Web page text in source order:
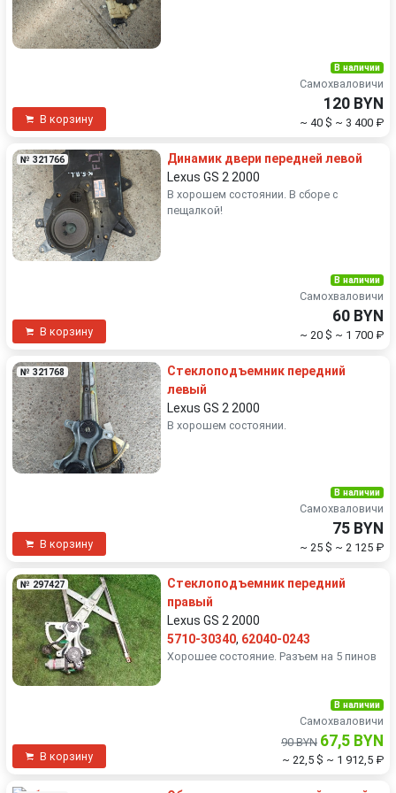
В корзину
В наличии
Самохваловичи
120 BYN
~ 40 $ ~ 3 400 ₽
№ 321766
Динамик двери передней левой
Lexus GS 2 2000
В хорошем состоянии. В сборе с
пещалкой!
В корзину
В наличии
Самохваловичи
60 BYN
~ 20 $ ~ 1 700 ₽
№ 321768
Стеклоподъемник передний
левый
Lexus GS 2 2000
В хорошем состоянии.
В корзину
В наличии
Самохваловичи
75 BYN
~ 25 $ ~ 2 125 ₽
№ 297427
Стеклоподъемник передний
правый
Lexus GS 2 2000
5710-30340, 62040-0243
Хорошее состояние. Разъем на 5 пинов
В корзину
В наличии
Самохваловичи
90 BYN 67,5 BYN
~ 22,5 $ ~ 1 912,5 ₽